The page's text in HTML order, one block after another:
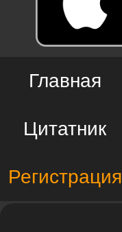
Главная
Цитатник
Регистрация